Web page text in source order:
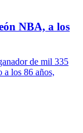
NBA, a los
de mil 335
a los 86 años,